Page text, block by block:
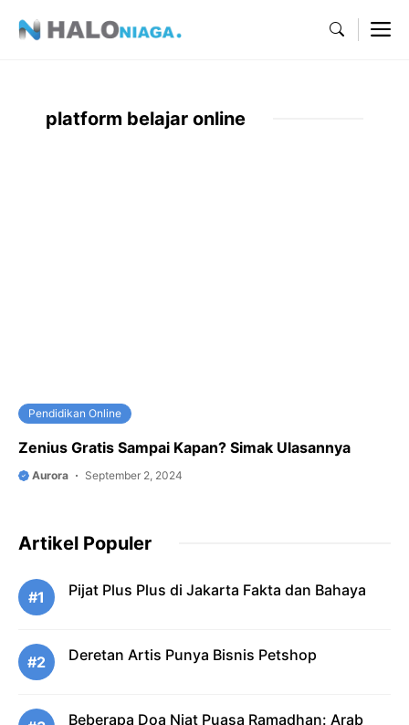
platform belajar online
Pendidikan Online
Zenius Gratis Sampai Kapan? Simak Ulasannya
Aurora September 2, 2024
Artikel Populer
#1 Pijat Plus Plus di Jakarta Fakta dan Bahaya
#2 Deretan Artis Punya Bisnis Petshop
Beberapa Doa Niat Puasa Ramadhan: Arab